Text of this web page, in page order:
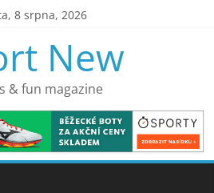
8 srpna, 2026
New
& fun magazine